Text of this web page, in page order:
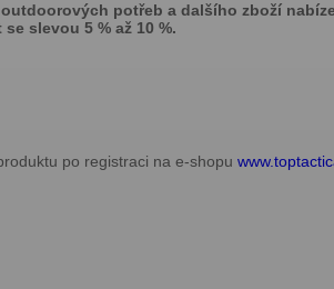
potřeb a dalšího zboží
slevou 5 % až 10 %.
po registraci na e-shopu